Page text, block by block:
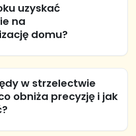
uzyskać
na
domu?
w strzelectwie
obniża precyzję i jak